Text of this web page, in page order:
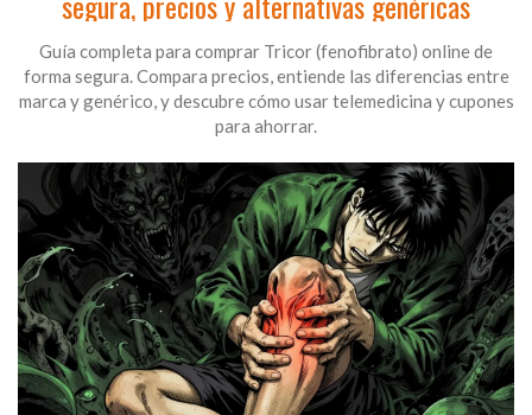
Guía completa para comprar Tricor (fenofibrato) online de
forma segura. Compara precios, entiende las diferencias entre
marca y genérico, y descubre cómo usar telemedicina y cupones
para ahorrar.